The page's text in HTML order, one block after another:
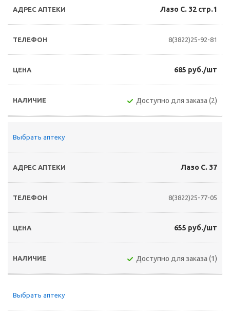
Лазо С. 32 стр.1
8(3822)25-92-81
685 руб./шт
Доступно для заказа (2)
Выбрать аптеку
Лазо С. 37
8(3822)25-77-05
655 руб./шт
Доступно для заказа (1)
Выбрать аптеку